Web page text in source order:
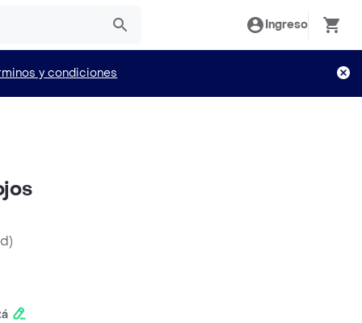
Ingreso
y condiciones
)